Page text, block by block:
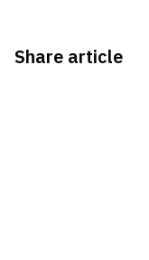
Share article